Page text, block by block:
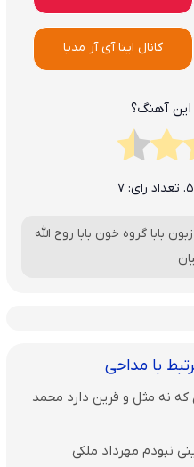
کانال ایتا آی آر مدیا
این آهنگ؟
7
بابا گروه خون بابا روح الله
با مداحی
که نه مثل و قرین دارد محمد
نبودم مهرداد ملکی